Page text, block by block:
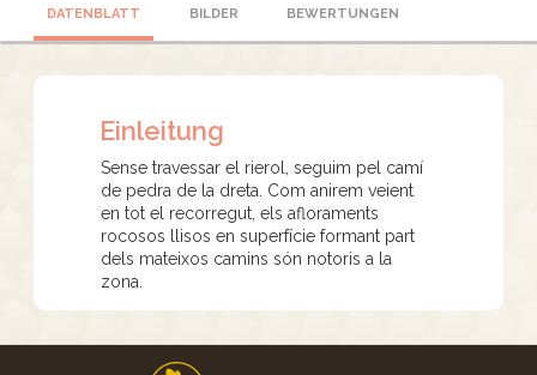
DATENBLATT BILDER BEWERTUNGEN
Einleitung
Sense travessar el rierol, seguim pel camí
de pedra de la dreta. Com anirem veient
en tot el recorregut, els afloraments
rocosos llisos en superfície formant part
dels mateixos camins són notoris a la
zona.